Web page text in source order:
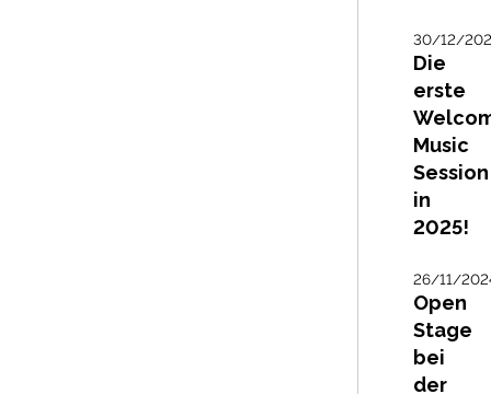
30/12/
Die
erste
Music
Session
in
2025!
26/11/
Open
Stage
bei
der